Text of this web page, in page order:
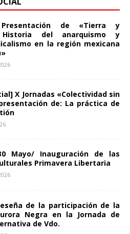
de «Tierra y
Historia del anarquismo y
en la región mexicana
X Jornadas «Colectividad sin
de: La práctica de
Mayo/ Inauguración de las
Primavera Libertaria
de la participación de la
Negra en la Jornada de
de Vdo.